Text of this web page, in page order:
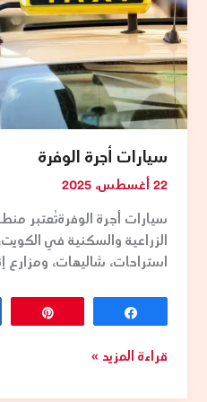
الذين
يحتاجون
إلى
تنقل
سريع
وآمن
من
وإلى
مطار
الدولي.
توفر
خدمات
المطار
سيارات
مريحة
لتلبية
سيارات أجرة الوفرة
22 أغسطس، 2025
سيارات أجرة الوفرةتُعتبر
الزراعية والسكنية في
استراحات، شاليهات، ومزارع
الوفرة
قراءة المزيد »